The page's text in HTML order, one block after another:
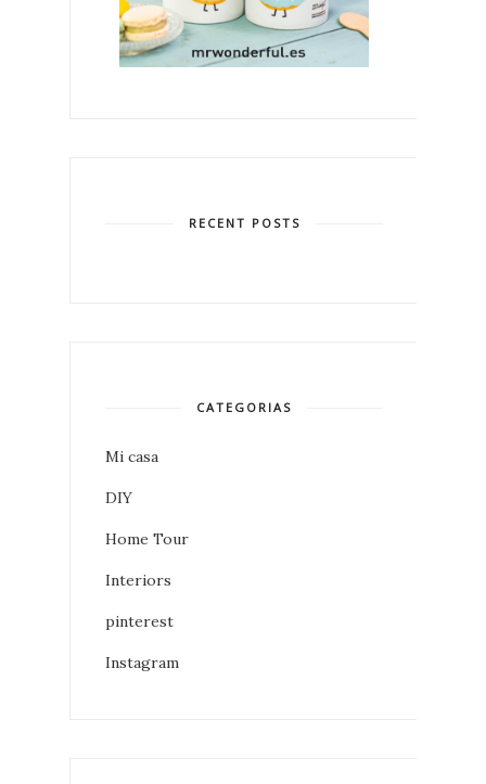
RECENT POSTS
CATEGORIAS
Mi casa
DIY
Home Tour
Interiors
pinterest
Instagram